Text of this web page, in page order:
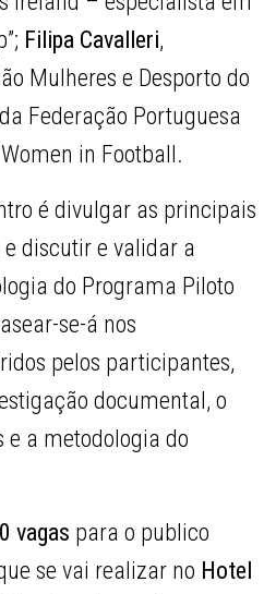
Filipa Cavalleri,
Mulheres e Desporto do
Federação Portuguesa
in Football.
é divulgar as principais
discutir e validar a
do Programa Piloto
se-á nos
pelos participantes,
documental, o
e a metodologia do
vagas para o publico
se vai realizar no Hotel